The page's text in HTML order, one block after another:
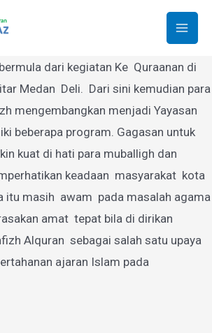
Quran Al-Fawwaz
Al-Fawwaz Medan yang berdiri di
dari kegiatan Ke Quraanan di
Medan Deli. Dari sini kemudian para
mengembangkan menjadi Yayasan
beberapa program. Gagasan untuk
kuat di hati para muballigh dan
keadaan masyarakat kota
itu masih awam pada masalah agama
amat tepat bila di dirikan
Alquran sebagai salah satu upaya
ajaran Islam pada